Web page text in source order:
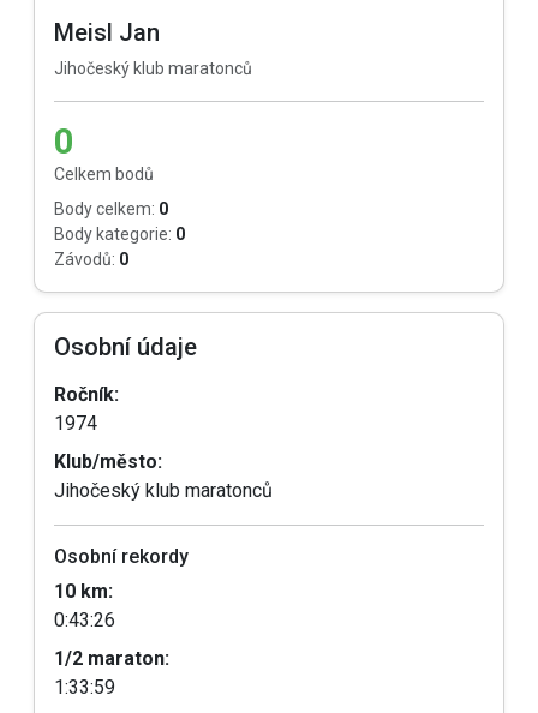
Meisl Jan
Jihočeský klub maratonců
0
Celkem bodů
Body celkem: 0
Body kategorie: 0
Závodů: 0
Osobní údaje
Ročník:
1974
Klub/město:
Jihočeský klub maratonců
Osobní rekordy
10 km:
0:43:26
1/2 maraton:
1:33:59